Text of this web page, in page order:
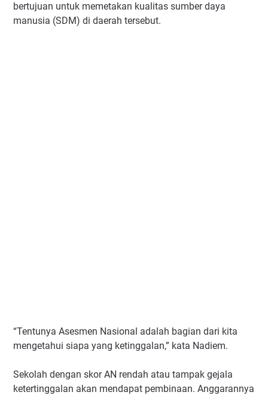
bertujuan untuk memetakan kualitas sumber daya
manusia (SDM) di daerah tersebut.
“Tentunya Asesmen Nasional adalah bagian dari kita
mengetahui siapa yang ketinggalan,” kata Nadiem.
Sekolah dengan skor AN rendah atau tampak gejala
ketertinggalan akan mendapat pembinaan. Anggarannya